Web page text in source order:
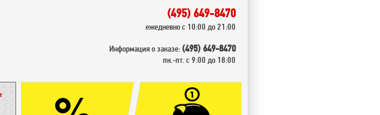
(495) 649-8470
ежедневно с 10:00 до 21:00
Информация о заказе:(495) 649-8470
пн.-пт. с 9:00 до 18:00